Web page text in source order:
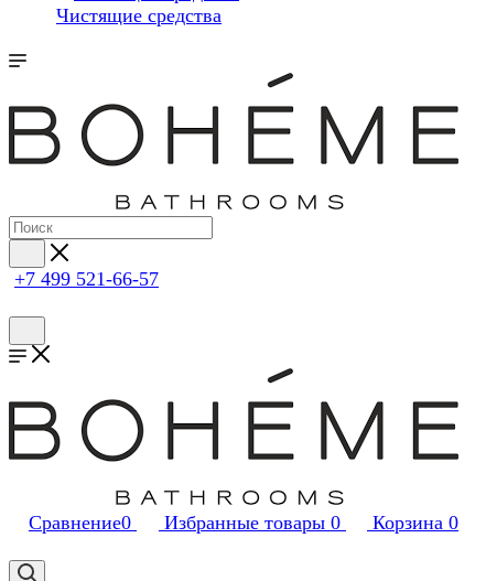
Чистящие средства
+7 499 521-66-57
Сравнение0 Избранные товары 0 Корзина 0